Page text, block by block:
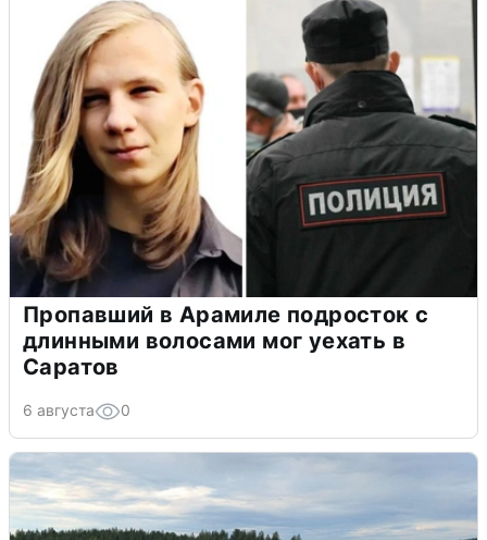
Пропавший в Арамиле подросток с
длинными волосами мог уехать в
Саратов
6 августа 0